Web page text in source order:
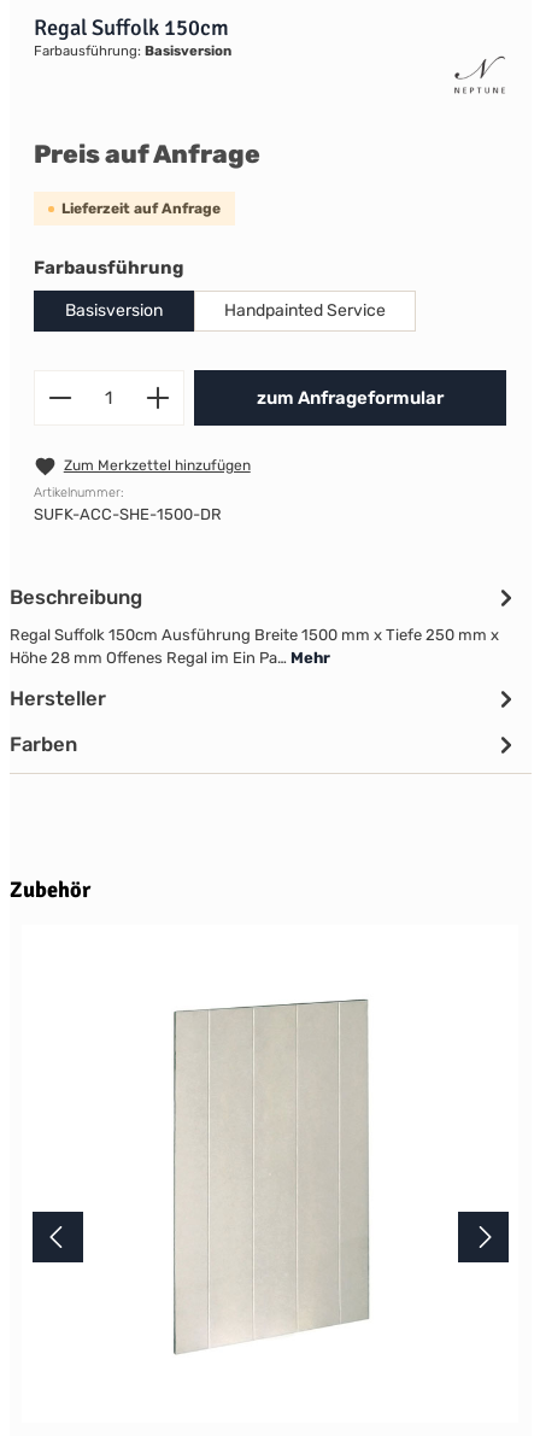
Regal Suffolk 150cm
Farbausführung: Basisversion
Preis auf Anfrage
Lieferzeit auf Anfrage
Farbausführungauswählen
Basisversion Handpainted Service
Produkt Anzahl: Gib den
zum Anfrageformular
Zum Merkzettel hinzufügen
Artikelnummer:
SUFK-ACC-SHE-1500-DR
Beschreibung
Regal Suffolk 150cm Ausführung Breite 1500 mm x Tiefe 250 mm x
Höhe 28 mm Offenes Regal im Ein Pa… Mehr
Hersteller
Farben
Produktgalerie überspringen
Zubehör